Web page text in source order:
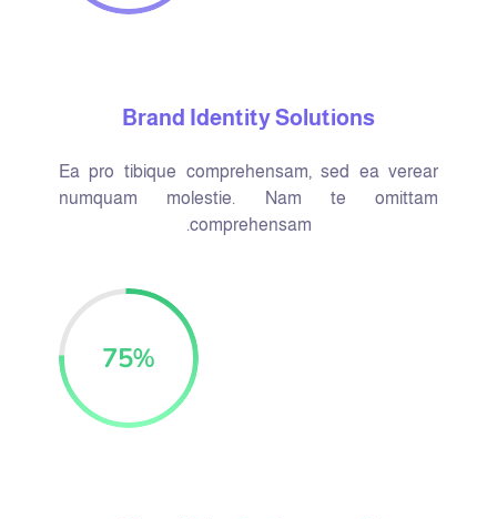
Brand Identity Solutions
Ea pro tibique comprehensam, sed ea verear
numquam molestie. Nam te omittam
comprehensam.
75%